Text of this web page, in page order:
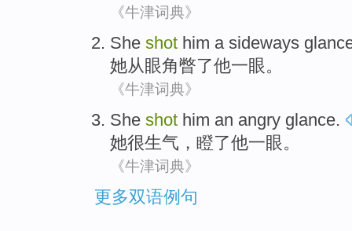
《牛津词典》
She shot him a sideways
她从眼角瞥了他一眼。
《牛津词典》
She shot him an angry glance.
她很生气， 瞪了他一眼。
《牛津词典》
更多双语例句